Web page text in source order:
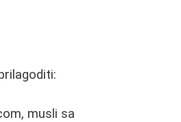
musli sa